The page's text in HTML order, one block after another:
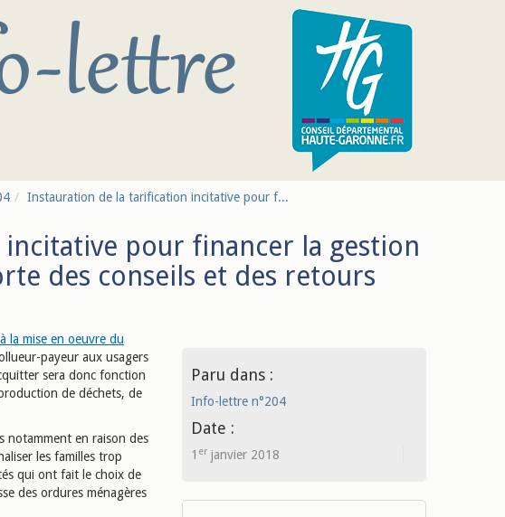
Instauration de la tarification incitative pour f...
pour financer la gestion
des conseils et des retours
la mise en oeuvre du
payeur aux usagers
sera donc fonction
de déchets, de
notamment en raison des
les familles trop
qui ont fait le choix de
des ordures ménagères
Paru dans :
Info-lettre n°204
Date :
1 erjanvier 2018